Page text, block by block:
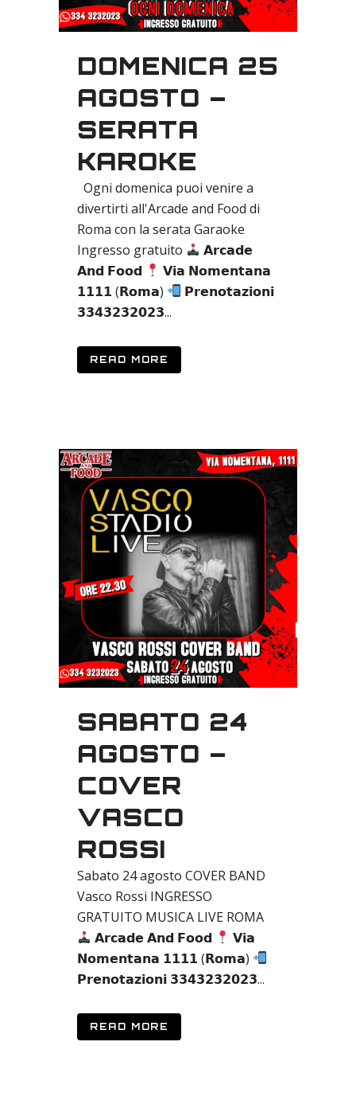
DOMENICA 25
AGOSTO –
SERATA
KAROKE
Ogni domenica puoi venire a
divertirti all'Arcade and Food di
Roma con la serata Garaoke
Ingresso gratuito
𝗔𝗿𝗰𝗮𝗱𝗲
𝗔𝗻𝗱 𝗙𝗼𝗼𝗱
𝗩𝗶𝗮 𝗡𝗼𝗺𝗲𝗻𝘁𝗮𝗻𝗮
𝟭𝟭𝟭𝟭 (𝗥𝗼𝗺𝗮)
𝗣𝗿𝗲𝗻𝗼𝘁𝗮𝘇𝗶𝗼𝗻𝗶
𝟯𝟯𝟰𝟯𝟮𝟯𝟮𝟬𝟮𝟯...
READ MORE
SABATO 24
AGOSTO –
COVER
VASCO
ROSSI
Sabato 24 agosto COVER BAND
Vasco Rossi INGRESSO
GRATUITO MUSICA LIVE ROMA
𝗔𝗿𝗰𝗮𝗱𝗲 𝗔𝗻𝗱 𝗙𝗼𝗼𝗱
𝗩𝗶𝗮
𝗡𝗼𝗺𝗲𝗻𝘁𝗮𝗻𝗮 𝟭𝟭𝟭𝟭 (𝗥𝗼𝗺𝗮)
𝗣𝗿𝗲𝗻𝗼𝘁𝗮𝘇𝗶𝗼𝗻𝗶 𝟯𝟯𝟰𝟯𝟮𝟯𝟮𝟬𝟮𝟯...
READ MORE